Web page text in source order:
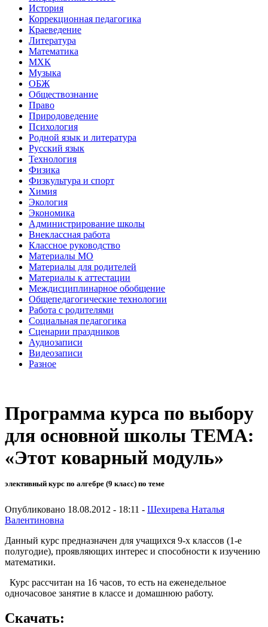
История
Коррекционная педагогика
Краеведение
Литература
Математика
МХК
Музыка
ОБЖ
Обществознание
Право
Природоведение
Психология
Родной язык и литература
Русский язык
Технология
Физика
Физкультура и спорт
Химия
Экология
Экономика
Администрирование школы
Внеклассная работа
Классное руководство
Материалы МО
Материалы для родителей
Материалы к аттестации
Междисциплинарное обобщение
Общепедагогические технологии
Работа с родителями
Социальная педагогика
Сценарии праздников
Аудиозаписи
Видеозаписи
Разное
Программа курса по выбору
для основной школы ТЕМА:
«Этот коварный модуль»
элективный курс по алгебре (9 класс) по теме
Опубликовано 18.08.2012 - 18:11 - Шехирева Наталья
Валентиновна
Данный курс предназначен для учащихся 9-х классов (1-е
полугодие), проявляющих интерес и способности к изучению
математики.
Курс рассчитан на 16 часов, то есть на еженедельное
одночасовое занятие в классе и домашнюю работу.
Скачать: